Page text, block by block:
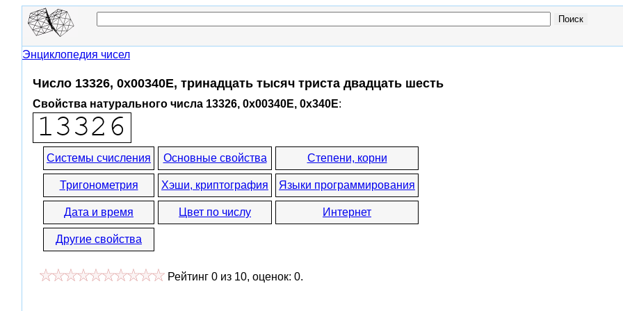
Энциклопедия чисел
Число 13326, 0x00340E, тринадцать тысяч триста двадцать шесть
Свойства натурального числа 13326, 0x00340E, 0x340E:
Системы счисления Основные свойства Степени, корни
Тригонометрия Хэши, криптография Языки программирования
Дата и время Цвет по числу Интернет
Другие свойства
Рейтинг 0 из 10, оценок: 0.